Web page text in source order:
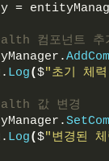
=
컴포넌트 추
Log($"초기 체
값 변경
Log($"변경된